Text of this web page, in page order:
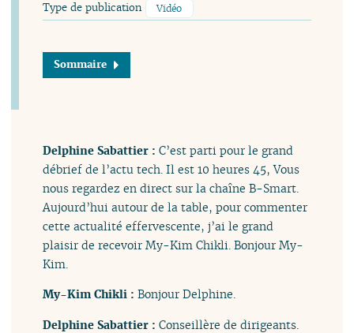
Type de publication Vidéo
Sommaire
Delphine Sabattier :C’est parti pour le grand
débrief de l’actu tech. Il est 10 heures 45, Vous
nous regardez en direct sur la chaîne B-Smart.
Aujourd’hui autour de la table, pour commenter
cette actualité effervescente, j’ai le grand
plaisir de recevoir My-Kim Chikli. Bonjour My-
Kim.
My-Kim Chikli :Bonjour Delphine.
Delphine Sabattier :Conseillère de dirigeants.